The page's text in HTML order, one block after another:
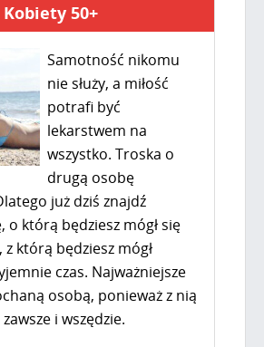
Kobiety 50+
Samotność nikomu
nie służy, a miłość
potrafi być
lekarstwem na
wszystko. Troska o
drugą osobę
już dziś znajdź
o którą będziesz mógł się
z którą będziesz mógł
czas. Najważniejsze
osobą, ponieważ z nią
i wszędzie.